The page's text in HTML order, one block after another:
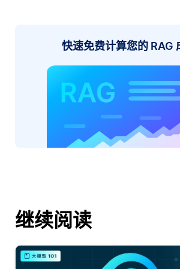
快速免费计算您的 RAG
继续阅读